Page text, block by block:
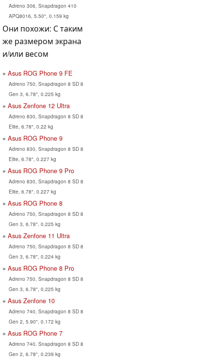
Adreno 306, Snapdragon 410
APQ8016, 5.50", 0.159 kg
Они похожи: С таким
же размером экрана
и/или весом
Asus ROG Phone 9 FE
Adreno 750, Snapdragon 8 SD 8
Gen 3, 6.78", 0.225 kg
Asus Zenfone 12 Ultra
Adreno 830, Snapdragon 8 SD 8
Elite, 6.78", 0.22 kg
Asus ROG Phone 9
Adreno 830, Snapdragon 8 SD 8
Elite, 6.78", 0.227 kg
Asus ROG Phone 9 Pro
Adreno 830, Snapdragon 8 SD 8
Elite, 6.78", 0.227 kg
Asus ROG Phone 8
Adreno 750, Snapdragon 8 SD 8
Gen 3, 6.78", 0.225 kg
Asus Zenfone 11 Ultra
Adreno 750, Snapdragon 8 SD 8
Gen 3, 6.78", 0.224 kg
Asus ROG Phone 8 Pro
Adreno 750, Snapdragon 8 SD 8
Gen 3, 6.78", 0.225 kg
Asus Zenfone 10
Adreno 740, Snapdragon 8 SD 8
Gen 2, 5.90", 0.172 kg
Asus ROG Phone 7
Adreno 740, Snapdragon 8 SD 8
Gen 2, 6.78", 0.239 kg